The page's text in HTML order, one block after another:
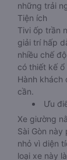
những trải
Tiện ích
Tivi ốp trần
giải trí hấp
nhiều chế
có thiết kế
Hành khách
cần.
Ưu
Xe giường
Sài Gòn
nhỏ vì diện
loại xe này